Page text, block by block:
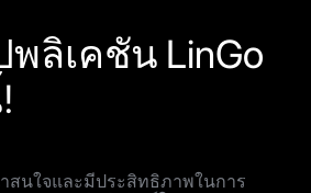
ลิเคชัน LinGo
าสนใจและมีประสิทธิภาพในการ